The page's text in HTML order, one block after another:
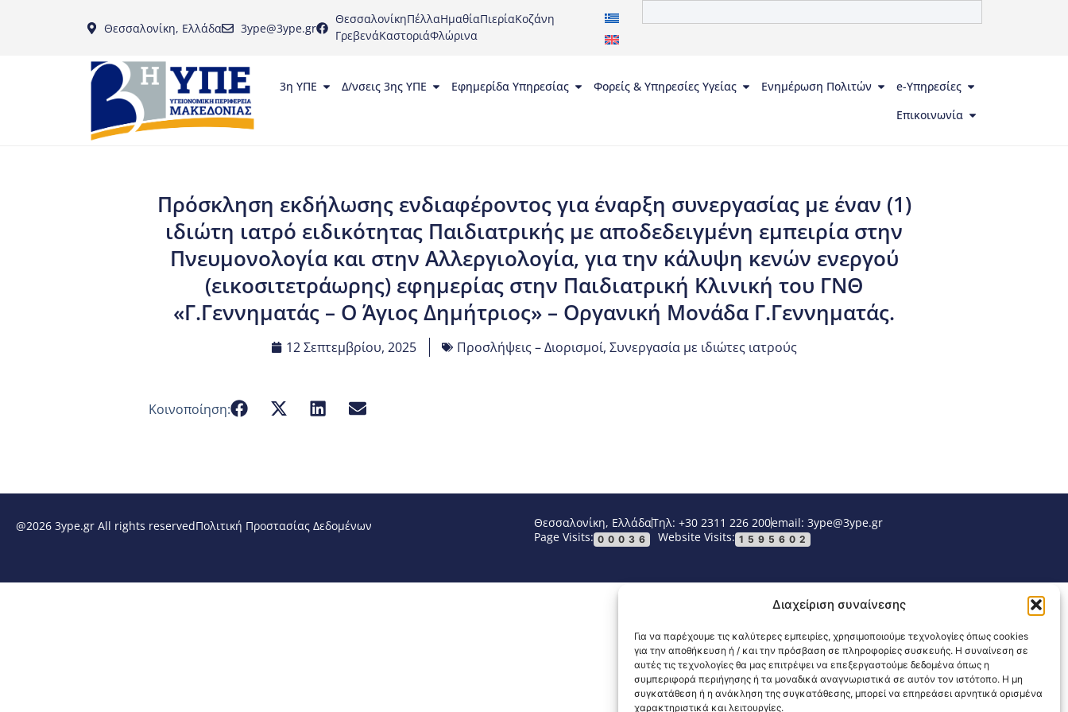
Διαχείριση συναίνεσης
Για να παρέχουμε τις καλύτερες εμπειρίες, χρησιμοποιούμε τεχνολογίες όπως cookies
για την αποθήκευση ή / και την πρόσβαση σε πληροφορίες συσκευής. Η συναίνεση σε
αυτές τις τεχνολογίες θα μας επιτρέψει να επεξεργαστούμε δεδομένα όπως η
συμπεριφορά περιήγησης ή τα μοναδικά αναγνωριστικά σε αυτόν τον ιστότοπο. Η μη
συγκατάθεση ή η ανάκληση της συγκατάθεσης, μπορεί να επηρεάσει αρνητικά ορισμένα
χαρακτηριστικά και λειτουργίες.
Θεσσαλονίκη, Ελλάδα 3ype@3ype.gr
ΘεσσαλονίκηΠέλλαΗμαθίαΠιερίαΚοζάνη
ΓρεβενάΚαστοριάΦλώρινα
3η ΥΠΕ Δ/νσεις 3ης ΥΠΕ Εφημερίδα Υπηρεσίας Φορείς & Υπηρεσίες Υγείας Ενημέρωση Πολιτών
e-Υπηρεσίες
Επικοινωνία
Πρόσκληση εκδήλωσης ενδιαφέροντος για έναρξη συνεργασίας με έναν (1)
ιδιώτη ιατρό ειδικότητας Παιδιατρικής με αποδεδειγμένη εμπειρία στην
Πνευμονολογία και στην Αλλεργιολογία, για την κάλυψη κενών ενεργού
(εικοσιτετράωρης) εφημερίας στην Παιδιατρική Κλινική του ΓΝΘ
«Γ.Γεννηματάς – Ο Άγιος Δημήτριος» – Οργανική Μονάδα Γ.Γεννηματάς.
12 Σεπτεμβρίου, 2025 Προσλήψεις – Διορισμοί, Συνεργασία με ιδιώτες ιατρούς
Κοινοποίηση:
@2026 3ype.gr All rights reservedΠολιτική Προστασίας Δεδομένων Θεσσαλονίκη, ΕλλάδαΤηλ: +30 2311 226 200email: 3ype@3ype.gr
Page Visits: 00036 Website Visits: 1595602